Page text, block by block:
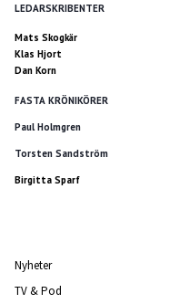
LEDARSKRIBENTER
Mats Skogkär
Klas Hjort
Dan Korn
FASTA KRÖNIKÖRER
Paul Holmgren
Torsten Sandström
Birgitta Sparf
Nyheter
TV & Pod